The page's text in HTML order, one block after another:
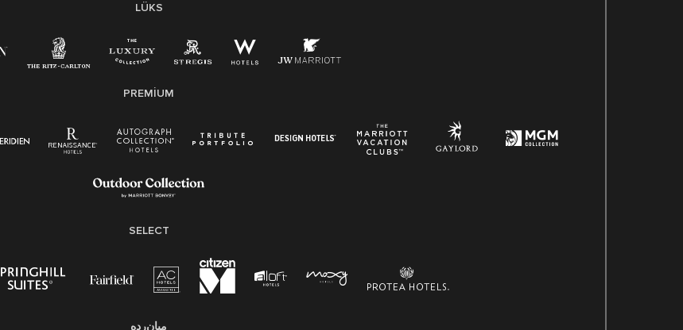
LÜKS
PREMIUM
SELECT
میان‌رده